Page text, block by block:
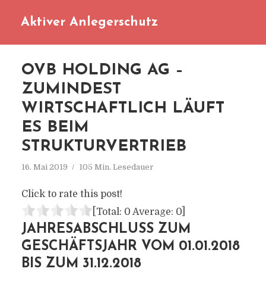
Aktiver Anlegerschutz
OVB HOLDING AG –
ZUMINDEST
WIRTSCHAFTLICH LÄUFT
ES BEIM
STRUKTURVERTRIEB
16. Mai 2019 105 Min. Lesedauer
Click to rate this post!
[Total: 0 Average: 0]
JAHRESABSCHLUSS ZUM
GESCHÄFTSJAHR VOM 01.01.2018
BIS ZUM 31.12.2018